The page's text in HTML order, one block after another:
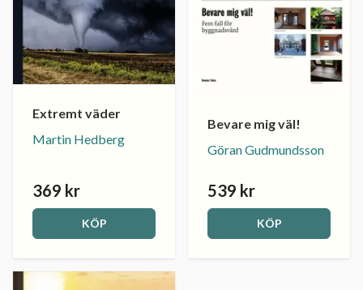
Extremt väder
Martin Hedberg
369 kr
KÖP
Bevare mig väl!
Göran Gudmundsson
539 kr
KÖP